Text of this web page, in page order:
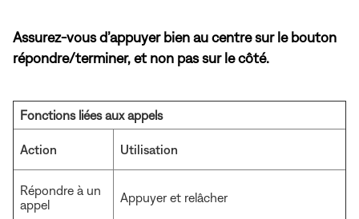
Assurez-vous d’appuyer bien au centre sur le bouton
répondre/terminer, et non pas sur le côté.
Fonctions liées aux appels
Action Utilisation
Répondre à un
appel
Appuyer et relâcher